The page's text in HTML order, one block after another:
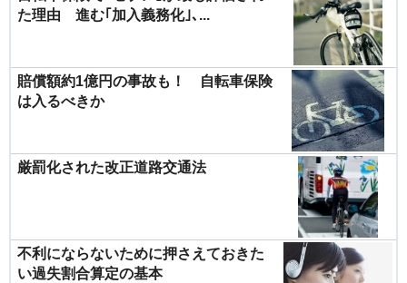
た理由 進む｢加入義務化｣､...
賠償額約1億円の事故も！ 自転車保険
は入るべきか
厳罰化された改正道路交通法
不利にならないために押さえておきた
い過失割合算定の基本